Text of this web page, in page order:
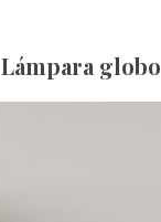
Lámpara globo